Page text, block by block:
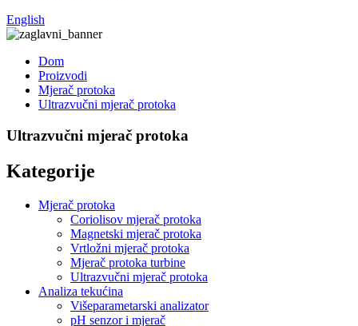
English
Dom
Proizvodi
Mjerač protoka
Ultrazvučni mjerač protoka
Ultrazvučni mjerač protoka
Kategorije
Mjerač protoka
Coriolisov mjerač protoka
Magnetski mjerač protoka
Vrtložni mjerač protoka
Mjerač protoka turbine
Ultrazvučni mjerač protoka
Analiza tekućina
Višeparametarski analizator
pH senzor i mjerač